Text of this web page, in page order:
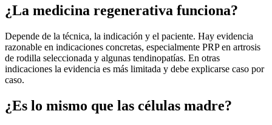
¿La medicina regenerativa funciona?
Depende de la técnica, la indicación y el paciente. Hay evidencia
razonable en indicaciones concretas, especialmente PRP en artrosis
de rodilla seleccionada y algunas tendinopatías. En otras
indicaciones la evidencia es más limitada y debe explicarse caso por
caso.
¿Es lo mismo que las células madre?